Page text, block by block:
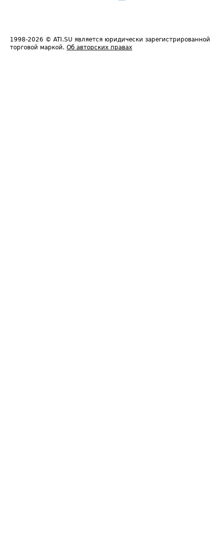
1998-2026 © ATI.SU является юридически зарегистрированной
торговой маркой. Об авторских правах